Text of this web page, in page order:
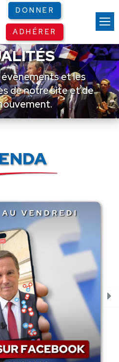
DONNER
ADHÉRER
et les
de notre site et de